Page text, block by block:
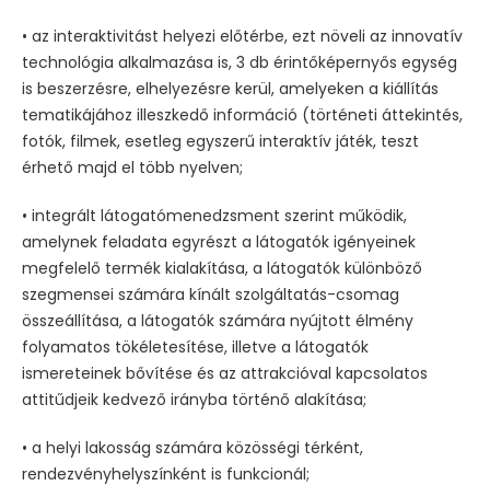
• az interaktivitást helyezi előtérbe, ezt növeli az innovatív
technológia alkalmazása is, 3 db érintőképernyős egység
is beszerzésre, elhelyezésre kerül, amelyeken a kiállítás
tematikájához illeszkedő információ (történeti áttekintés,
fotók, filmek, esetleg egyszerű interaktív játék, teszt
érhető majd el több nyelven;
• integrált látogatómenedzsment szerint működik,
amelynek feladata egyrészt a látogatók igényeinek
megfelelő termék kialakítása, a látogatók különböző
szegmensei számára kínált szolgáltatás-csomag
összeállítása, a látogatók számára nyújtott élmény
folyamatos tökéletesítése, illetve a látogatók
ismereteinek bővítése és az attrakcióval kapcsolatos
attitűdjeik kedvező irányba történő alakítása;
• a helyi lakosság számára közösségi térként,
rendezvényhelyszínként is funkcionál;